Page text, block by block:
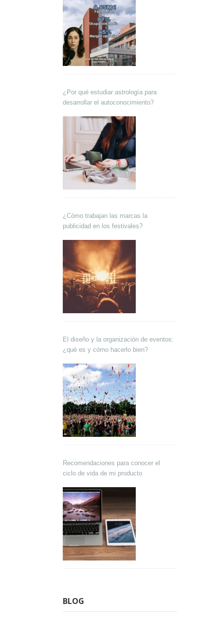
¿Por qué estudiar astrología para
desarrollar el autoconocimiento?
¿Cómo trabajan las marcas la
publicidad en los festivales?
El diseño y la organización de eventos:
¿qué es y cómo hacerlo bien?
Recomendaciones para conocer el
ciclo de vida de mi producto
BLOG